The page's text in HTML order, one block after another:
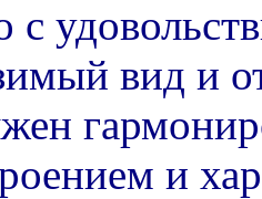
с
вид и
и